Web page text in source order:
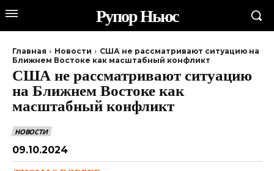
Рупор Ньюс
Главная Новости
США не рассматривают ситуацию на
Ближнем Востоке как масштабный конфликт
США не рассматривают ситуацию
на Ближнем Востоке как
масштабный конфликт
НОВОСТИ
09.10.2024